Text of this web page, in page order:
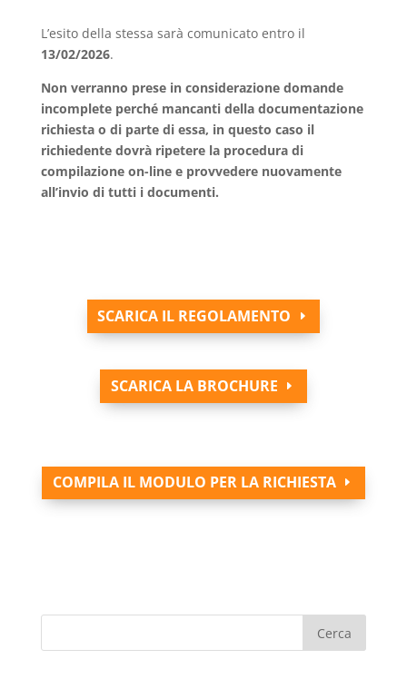
L’esito della stessa sarà comunicato entro il
13/02/2026.
Non verranno prese in considerazione domande
incomplete perché mancanti della documentazione
richiesta o di parte di essa, in questo caso il
richiedente dovrà ripetere la procedura di
compilazione on-line e provvedere nuovamente
all’invio di tutti i documenti.
SCARICA IL REGOLAMENTO
SCARICA LA BROCHURE
COMPILA IL MODULO PER LA RICHIESTA